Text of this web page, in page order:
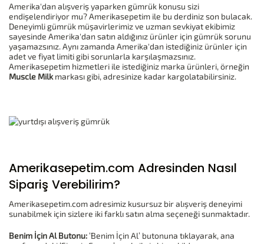
Amerika'dan alışveriş yaparken gümrük konusu sizi
endişelendiriyor mu? Amerikasepetim ile bu derdiniz son bulacak.
Deneyimli gümrük müşavirlerimiz ve uzman sevkiyat ekibimiz
sayesinde Amerika'dan satın aldığınız ürünler için gümrük sorunu
yaşamazsınız. Aynı zamanda Amerika'dan istediğiniz ürünler için
adet ve fiyat limiti gibi sorunlarla karşılaşmazsınız.
Amerikasepetim hizmetleri ile istediğiniz marka ürünleri, örneğin
Muscle Milkmarkası gibi, adresinize kadar kargolatabilirsiniz.
Amerikasepetim.com Adresinden Nasıl
Sipariş Verebilirim?
Amerikasepetim.com adresimiz kusursuz bir alışveriş deneyimi
sunabilmek için sizlere iki farklı satın alma seçeneği sunmaktadır.
Benim İçin Al Butonu: ‘Benim İçin Al’ butonuna tıklayarak, ana